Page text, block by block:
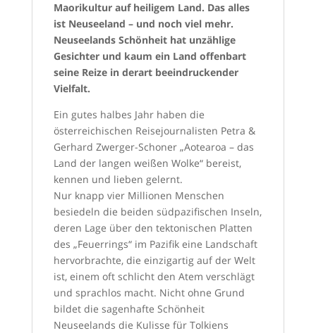
Maorikultur auf heiligem Land. Das alles
ist Neuseeland – und noch viel mehr.
Neuseelands Schönheit hat unzählige
Gesichter und kaum ein Land offenbart
seine Reize in derart beeindruckender
Vielfalt.
Ein gutes halbes Jahr haben die
österreichischen Reisejournalisten Petra &
Gerhard Zwerger-Schoner „Aotearoa – das
Land der langen weißen Wolke“ bereist,
kennen und lieben gelernt.
Nur knapp vier Millionen Menschen
besiedeln die beiden südpazifischen Inseln,
deren Lage über den tektonischen Platten
des „Feuerrings“ im Pazifik eine Landschaft
hervorbrachte, die einzigartig auf der Welt
ist, einem oft schlicht den Atem verschlägt
und sprachlos macht. Nicht ohne Grund
bildet die sagenhafte Schönheit
Neuseelands die Kulisse für Tolkiens